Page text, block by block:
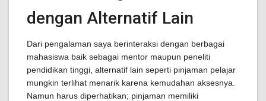
dengan Alternatif Lain
Dari pengalaman saya berinteraksi dengan berbagai
mahasiswa baik sebagai mentor maupun peneliti
pendidikan tinggi, alternatif lain seperti pinjaman pelajar
mungkin terlihat menarik karena kemudahan aksesnya.
Namun harus diperhatikan; pinjaman memiliki